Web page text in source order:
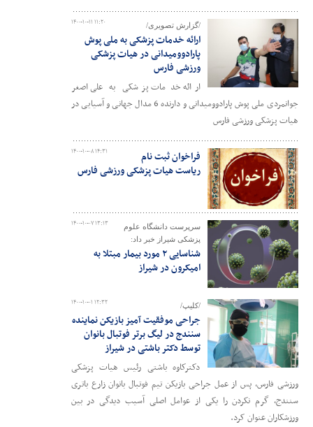
۱۴۰۰-۱۰-۱۱ ۱۱:۲۰ /گزارش تصویری/
ارائه خدمات پزشکی به ملی پوش
پارادوومیدانی در هیات پزشکی
ورزشی فارس
ارائه خدمات پزشکی به علی اصغر
جوانمردی ملی پوش پارادوومیدانی و دارنده 6 مدال جهانی و آسیایی در
هیات پزشکی ورزشی فارس
۱۴۰۰-۱۰-۰۸ ۱۴:۳۱
فراخوان ثبت نام
ریاست هیات پزشکی ورزشی فارس
۱۴۰۰-۱۰-۰۷ ۱۳:۱۳
سرپرست دانشگاه علوم
پزشکی شیراز خبر داد:
شناسایی ۲ مورد بیمار مبتلا به
امیکرون در شیراز
۱۴۰۰-۱۰-۰۱ ۱۲:۳۲ /کلیپ/
جراحی موفقیت آمیز بازیکن نماینده
سنندج در لیگ برتر فوتبال بانوان
توسط دکتر باشتی در شیراز
دکترکاوه باشتی رئیس هیات پزشکی
ورزشی فارس، پس از عمل جراحی بازیکن تیم فوتبال بانوان زارع باتری
سنندج، گرم نکردن را یکی از عوامل اصلی آسیب دیدگی در بین
ورزشکاران عنوان کرد.